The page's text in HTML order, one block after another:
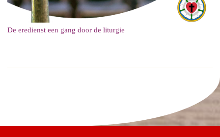
De eredienst een gang door de liturgie